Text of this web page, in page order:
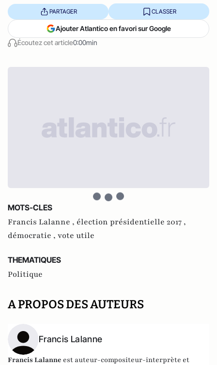
Écoutez cet article0:00min
PARTAGER CLASSER
Ajouter Atlantico en favori sur Google
MOTS-CLES
Francis Lalanne , élection présidentielle 2017 ,
démocratie , vote utile
THEMATIQUES
Politique
A PROPOS DES AUTEURS
Francis Lalanne
Francis Lalanne est auteur-compositeur-interprète et